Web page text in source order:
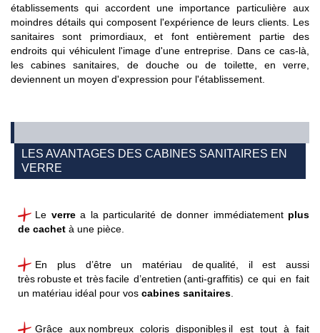
établissements qui accordent une importance particulière aux
moindres détails qui composent l'expérience de leurs clients. Les
sanitaires sont primordiaux, et font entièrement partie des
endroits qui véhiculent l'image d'une entreprise. Dans ce cas-là,
les cabines sanitaires, de douche ou de toilette, en verre,
deviennent un moyen d'expression pour l'établissement.
LES AVANTAGES DES CABINES SANITAIRES EN
VERRE
Le verrea la particularité de donner immédiatementplus
de cachet à une pièce.
En plus d’être un matériau de qualité, il est aussi
très robuste et très facile d’entretien (anti-graffitis) ce qui en fait
un matériau idéal pour vos cabines sanitaires
Grâce aux nombreux coloris disponibles il est tout à fait